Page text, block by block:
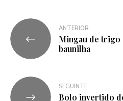
ANTERIOR
Mingau de trigo
baunilha
SEGUINTE
Bolo invertido